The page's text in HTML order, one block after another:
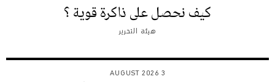
كيف نحصل على ذاكرة قوية ؟
هيئة التحرير
3 AUGUST 2026